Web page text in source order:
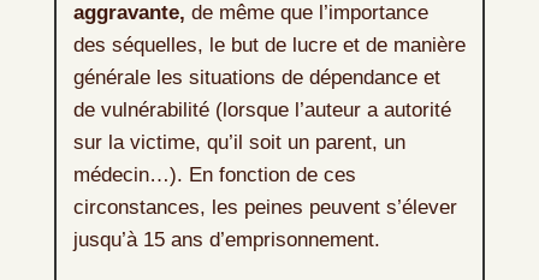
aggravante, de même que l’importance
des séquelles, le but de lucre et de manière
générale les situations de dépendance et
de vulnérabilité (lorsque l’auteur a autorité
sur la victime, qu’il soit un parent, un
médecin…). En fonction de ces
circonstances, les peines peuvent s’élever
jusqu’à 15 ans d’emprisonnement.